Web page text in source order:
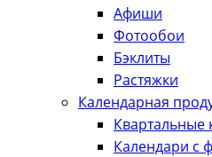
Афиши
Фотообои
Бэклиты
Растяжки
Календарная
Квартальные
Календари с